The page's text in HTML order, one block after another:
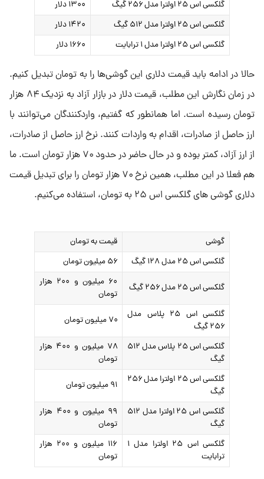
گلکسی اس ۲۵ اولترا مدل ۲۵۶ گیگ
۱۳۰۰ دلار
گلکسی اس ۲۵ اولترا مدل ۵۱۲ گیگ
۱۴۲۰ دلار
گلکسی اس ۲۵ اولترا مدل ۱ ترابایت
۱۶۶۰ دلار
حالا در ادامه باید قیمت دلاری این گوشی‌ها را به تومان تبدیل کنیم.
در زمان نگارش این مطلب، قیمت دلار در بازار آزاد به نزدیک ۸۴ هزار
تومان رسیده است. اما همانطور که گفتیم، واردکنندگان می‌توانند با
ارز حاصل از صادرات، اقدام به واردات کنند. نرخ ارز حاصل از صادرات،
از ارز آزاد، کمتر بوده و در حال حاضر در حدود ۷۰ هزار تومان است. ما
هم فعلا در این مطلب، همین نرخ ۷۰ هزار تومان را برای تبدیل قیمت
دلاری گوشی های گلکسی اس ۲۵ به تومان، استفاده می‌کنیم.
گوشی
قیمت به تومان
گلکسی اس ۲۵ مدل ۱۲۸ گیگ
۵۶ میلیون تومان
گلکسی اس ۲۵ مدل ۲۵۶ گیگ
۶۰ میلیون و ۲۰۰ هزار
تومان
گلکسی اس ۲۵ پلاس مدل
۲۵۶ گیگ
۷۰ میلیون تومان
گلکسی اس ۲۵ پلاس مدل ۵۱۲
گیگ
۷۸ میلیون و ۴۰۰ هزار
تومان
گلکسی اس ۲۵ اولترا مدل ۲۵۶
گیگ
۹۱ میلیون تومان
گلکسی اس ۲۵ اولترا مدل ۵۱۲
گیگ
۹۹ میلیون و ۴۰۰ هزار
تومان
گلکسی اس ۲۵ اولترا مدل ۱
ترابایت
۱۱۶ میلیون و ۲۰۰ هزار
تومان